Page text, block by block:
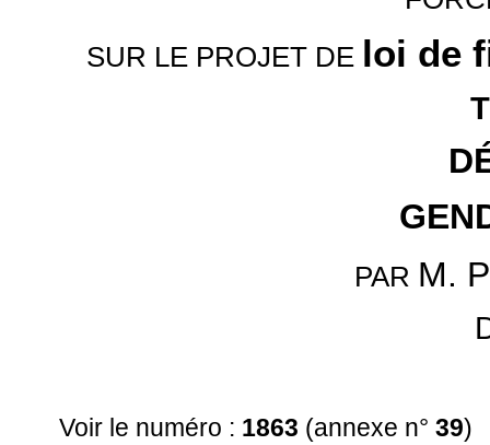
SUR LE PROJET DE loi de
PAR M.
Voir le numéro : 1863 (annexe n° 39)